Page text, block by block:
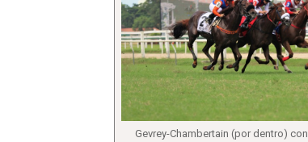
Gevrey-Chambertain (por dentro)